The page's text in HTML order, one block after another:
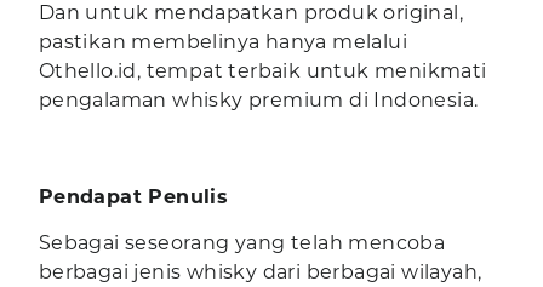
Dan untuk mendapatkan produk original,
pastikan membelinya hanya melalui
Othello.id, tempat terbaik untuk menikmati
pengalaman whisky premium di Indonesia.
Pendapat Penulis
Sebagai seseorang yang telah mencoba
berbagai jenis whisky dari berbagai wilayah,